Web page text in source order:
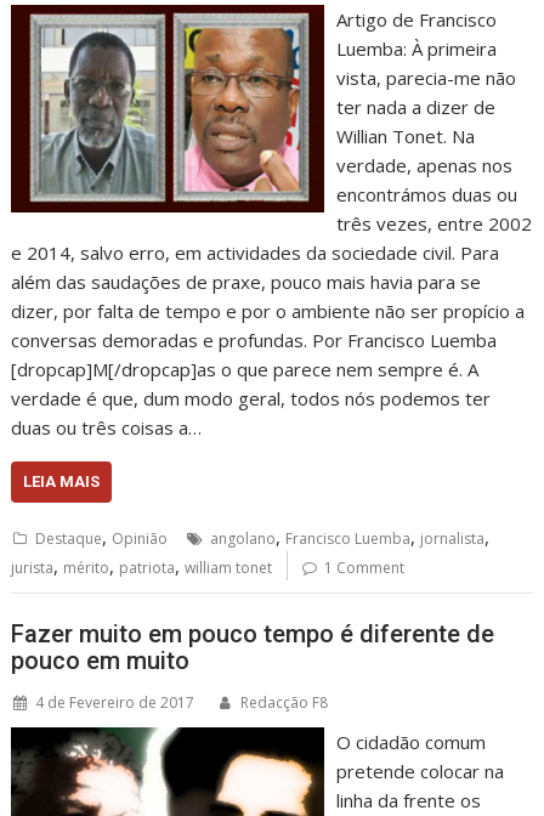
Artigo de Francisco
Luemba: À primeira
vista, parecia-me não
ter nada a dizer de
Willian Tonet. Na
verdade, apenas nos
encontrámos duas ou
três vezes, entre 2002
e 2014, salvo erro, em actividades da sociedade civil. Para
além das saudações de praxe, pouco mais havia para se
dizer, por falta de tempo e por o ambiente não ser propício a
conversas demoradas e profundas. Por Francisco Luemba
[dropcap]M[/dropcap]as o que parece nem sempre é. A
verdade é que, dum modo geral, todos nós podemos ter
duas ou três coisas a…
LEIA MAIS
Destaque, Opinião angolano, Francisco Luemba, jornalista,
jurista, mérito, patriota,william tonet 1 Comment
Fazer muito em pouco tempo é diferente de
pouco em muito
4 de Fevereiro de 2017 Redacção F8
O cidadão comum
pretende colocar na
linha da frente os